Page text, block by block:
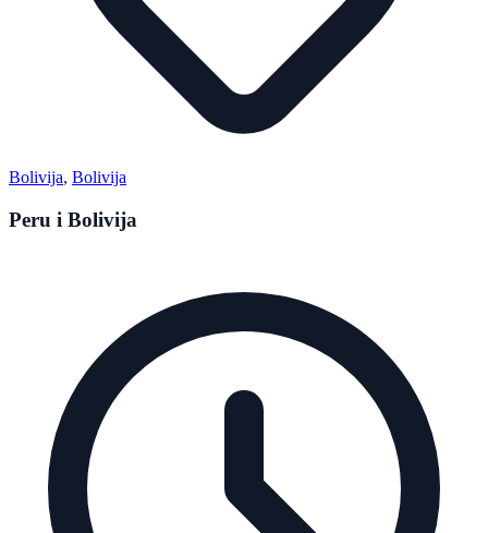
Bolivija, Bolivija
Peru i Bolivija